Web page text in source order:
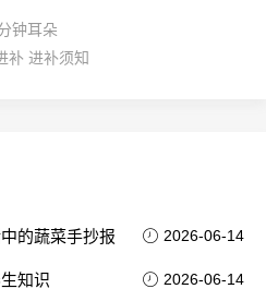
钟耳朵
补 进补须知
的蔬菜手抄报 2026-06-14
知识 2026-06-14